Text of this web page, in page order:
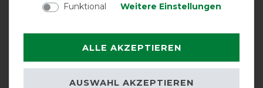
Funktional
Weitere Einstellungen
ALLE AKZEPTIEREN
AUSWAHL AKZEPTIEREN